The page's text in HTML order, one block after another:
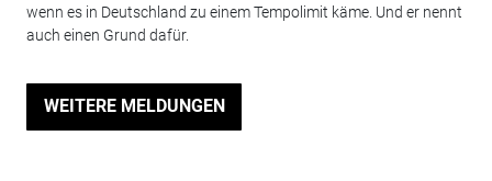
wenn es in Deutschland zu einem Tempolimit käme. Und er nennt
auch einen Grund dafür.
WEITERE MELDUNGEN